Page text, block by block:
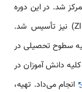
شد. در این دوره
" (ZIMCEK) نیز تأسیس شد.
سطوح تحصیلی در
دانش آموزان در
انجام می‌داد. تهیه،